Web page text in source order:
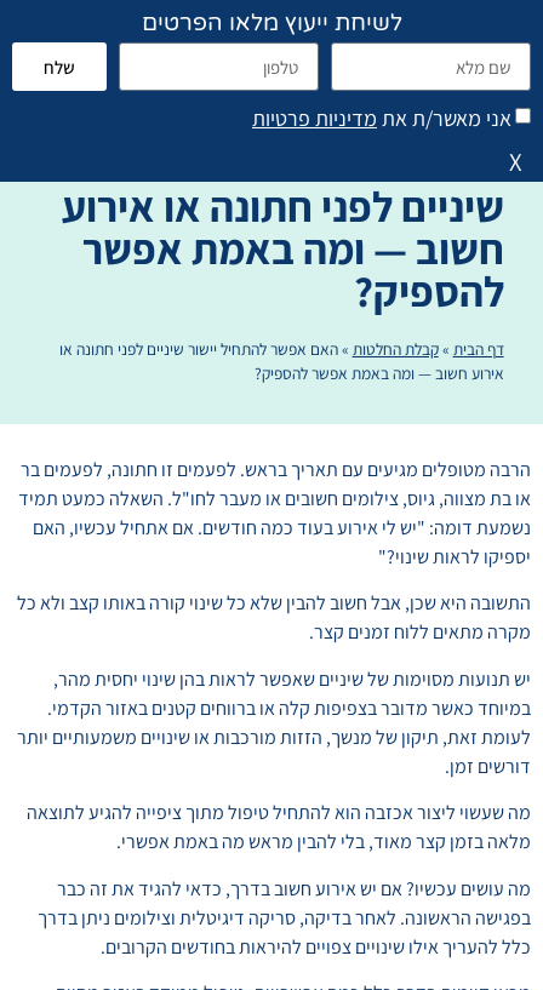
לשיחת ייעוץ מלאו הפרטים
אני מאשר/ת את מדיניות פרטיות
שלח
X
שיניים לפני חתונה או אירוע
חשוב — ומה באמת אפשר
להספיק?
דף הבית »קבלת החלטות »האם אפשר להתחיל יישור שיניים לפני חתונה או
אירוע חשוב — ומה באמת אפשר להספיק?
הרבה מטופלים מגיעים עם תאריך בראש. לפעמים זו חתונה, לפעמים בר
או בת מצווה, גיוס, צילומים חשובים או מעבר לחו"ל. השאלה כמעט תמיד
נשמעת דומה: "יש לי אירוע בעוד כמה חודשים. אם אתחיל עכשיו, האם
יספיקו לראות שינוי?"
התשובה היא שכן, אבל חשוב להבין שלא כל שינוי קורה באותו קצב ולא כל
מקרה מתאים ללוח זמנים קצר.
יש תנועות מסוימות של שיניים שאפשר לראות בהן שינוי יחסית מהר,
במיוחד כאשר מדובר בצפיפות קלה או ברווחים קטנים באזור הקדמי.
לעומת זאת, תיקון של מנשך, הזזות מורכבות או שינויים משמעותיים יותר
דורשים זמן.
מה שעשוי ליצור אכזבה הוא להתחיל טיפול מתוך ציפייה להגיע לתוצאה
מלאה בזמן קצר מאוד, בלי להבין מראש מה באמת אפשרי.
מה עושים עכשיו? אם יש אירוע חשוב בדרך, כדאי להגיד את זה כבר
בפגישה הראשונה. לאחר בדיקה, סריקה דיגיטלית וצילומים ניתן בדרך
כלל להעריך אילו שינויים צפויים להיראות בחודשים הקרובים.
פתח סרגל נגישות